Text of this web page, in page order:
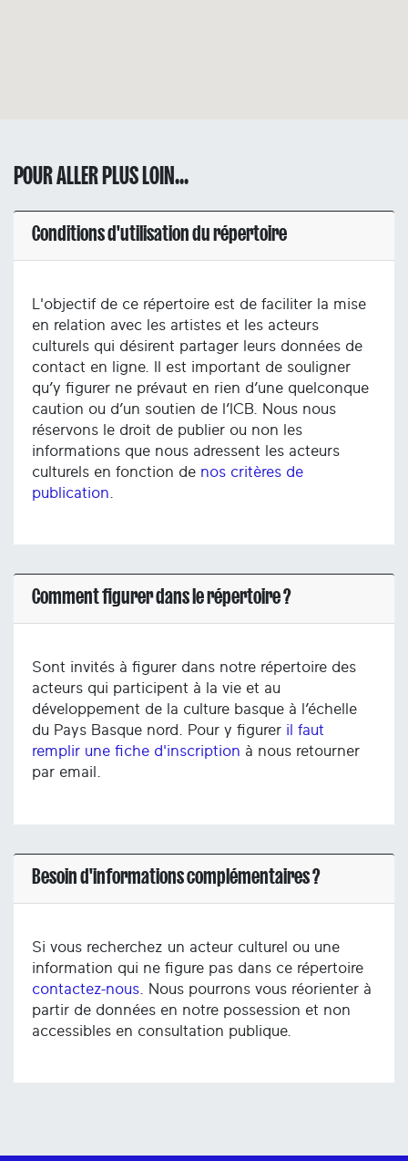
POUR ALLER PLUS LOIN...
Conditions d'utilisation du répertoire
L'objectif de ce répertoire est de faciliter la mise
en relation avec les artistes et les acteurs
culturels qui désirent partager leurs données de
contact en ligne. Il est important de souligner
qu’y figurer ne prévaut en rien d’une quelconque
caution ou d’un soutien de l’ICB. Nous nous
réservons le droit de publier ou non les
informations que nous adressent les acteurs
culturels en fonction de nos critères de
publication
Comment figurer dans le répertoire ?
Sont invités à figurer dans notre répertoire des
acteurs qui participent à la vie et au
développement de la culture basque à l’échelle
du Pays Basque nord. Pour y figurer il faut
remplir une fiche d'inscription à nous retourner
par email.
Besoin d'informations complémentaires ?
Si vous recherchez un acteur culturel ou une
information qui ne figure pas dans ce répertoire
contactez-nous . Nous pourrons vous réorienter à
partir de données en notre possession et non
accessibles en consultation publique.